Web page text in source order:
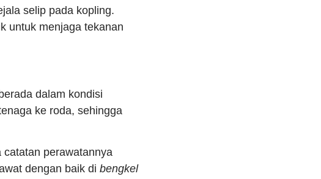
selip pada kopling.
untuk menjaga tekanan
dalam kondisi
ke roda, sehingga
catatan perawatannya
dengan baik di bengkel